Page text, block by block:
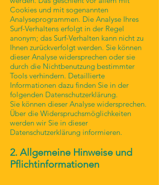
Cookies und mit sogenannten
Analyseprogrammen. Die Analyse Ihres
Surf-Verhaltens erfolgt in der Regel
anonym; das Surf-Verhalten kann nicht zu
Ihnen zurückverfolgt werden. Sie können
dieser Analyse widersprechen oder sie
durch die Nichtbenutzung bestimmter
Tools verhindern. Detaillierte
Informationen dazu finden Sie in der
folgenden Datenschutzerklärung.
Sie können dieser Analyse widersprechen.
Über die Widerspruchsmöglichkeiten
werden wir Sie in dieser
Datenschutzerklärung informieren.
2. Allgemeine Hinweise und
Pflichtinformationen